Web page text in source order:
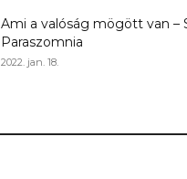
Ami a valóság mögött van –
Paraszomnia
2022. jan. 18.